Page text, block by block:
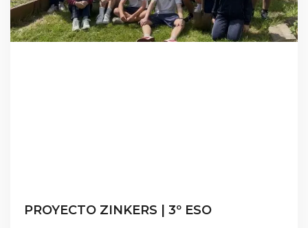
PROYECTO ZINKERS | 3º ESO